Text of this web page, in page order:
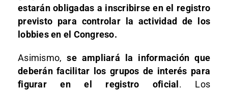
estarán obligadas a inscribirse en el registro
previsto para controlar la actividad de los
lobbies en el Congreso.
Asimismo,se ampliará la información que
deberán facilitar los grupos de interés para
figurar en el registro oficial . Los